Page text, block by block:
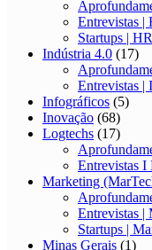
Entrevistas |
Startups |
Indústria 4.0 (17)
Entrevistas |
Infográficos (5)
Inovação (68)
Logtechs (17)
Entrevistas I
Marketing
Entrevistas |
Startups |
Minas Gerais (1)